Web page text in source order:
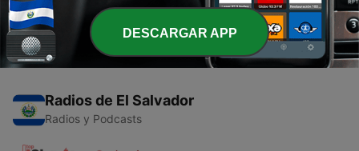
Radios de El Salvador
Radios y Podcasts
DESCARGAR APP